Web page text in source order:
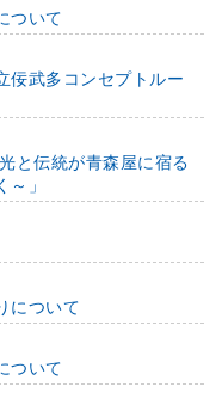
ついて
佞武多コンセプトルー
と伝統が青森屋に宿る
」
について
ついて